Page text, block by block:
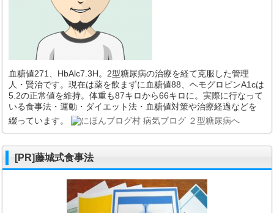
血糖値271、HbAlc7.3H。2型糖尿病の治療を経て克服した管理
人・賢治です。現在は薬を飲まずに血糖値88、ヘモグロビンA1cは
5.2の正常値を維持。体重も87キロから66キロに。実際に行なって
いる食事法・運動・ダイエット法・血糖値対策や治療経過などを
綴っています。
[PR]藤城式食事法